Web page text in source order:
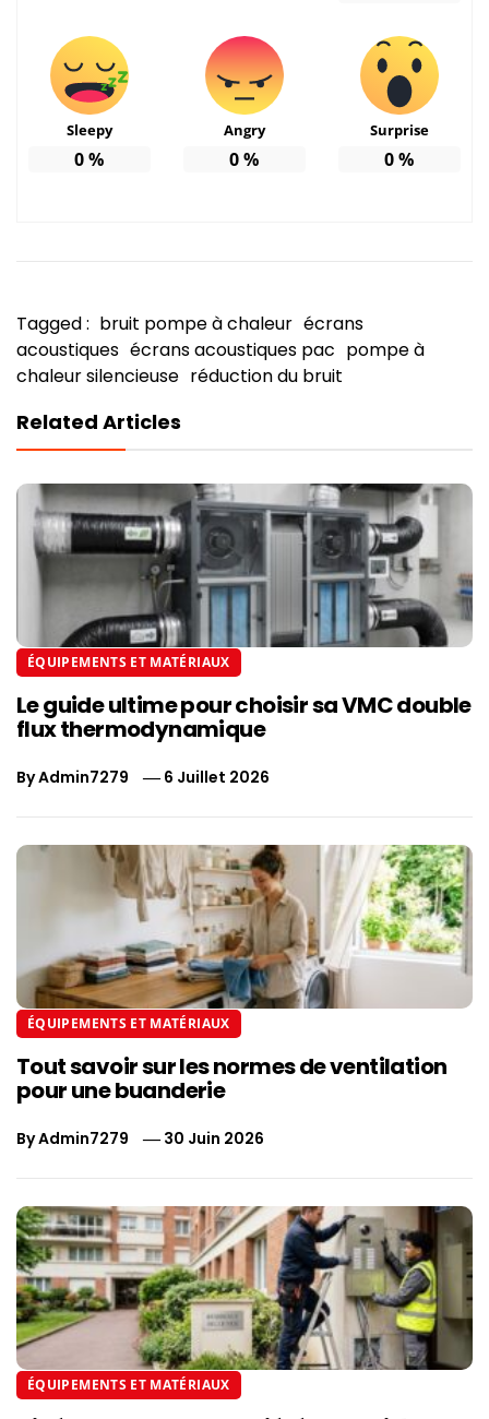
Sleepy
0%
Angry
0%
Surprise
0%
Tagged : bruit pompe à chaleur écrans
acoustiques écrans acoustiques pac pompe à
chaleur silencieuse réduction du bruit
Related Articles
ÉQUIPEMENTS ET MATÉRIAUX
Le guide ultime pour choisir sa VMC double
flux thermodynamique
ByAdmin7279 6 Juillet 2026
ÉQUIPEMENTS ET MATÉRIAUX
Tout savoir sur les normes de ventilation
pour une buanderie
ByAdmin7279 30 Juin 2026
ÉQUIPEMENTS ET MATÉRIAUX